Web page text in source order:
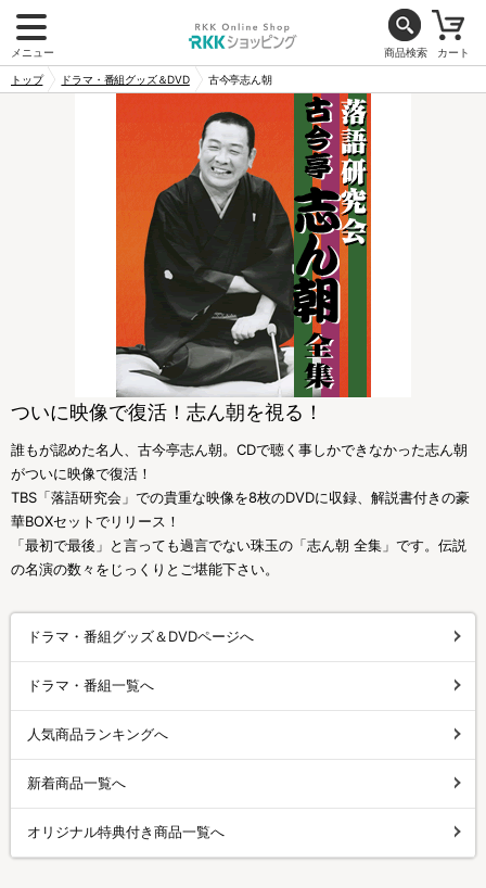
メニュー 商品検索 カート
トップ ドラマ・番組グッズ＆DVD 古今亭志ん朝
ついに映像で復活！志ん朝を視る！
誰もが認めた名人、古今亭志ん朝。CDで聴く事しかできなかった志ん朝
がついに映像で復活！
TBS「落語研究会」での貴重な映像を8枚のDVDに収録、解説書付きの豪
華BOXセットでリリース！
「最初で最後」と言っても過言でない珠玉の「志ん朝 全集」です。伝説
の名演の数々をじっくりとご堪能下さい。
ドラマ・番組グッズ＆DVDページへ
ドラマ・番組一覧へ
人気商品ランキングへ
新着商品一覧へ
オリジナル特典付き商品一覧へ